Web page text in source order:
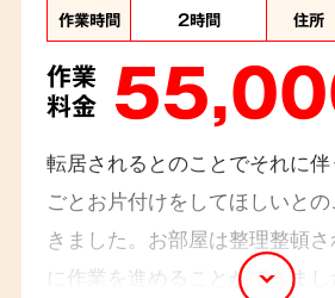
作業時間 2時間 住所
作業
料金
転居されるとのことでそれに
ごとお片付けをしてほしいと
きました。お部屋は整理整頓
に作業を進めることができま